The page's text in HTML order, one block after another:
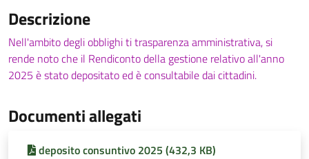
Descrizione
Nell'ambito degli obblighi ti trasparenza amministrativa, si
rende noto che il Rendiconto della gestione relativo all'anno
2025 è stato depositato ed è consultabile dai cittadini.
Documenti allegati
deposito consuntivo 2025 (432,3 KB)